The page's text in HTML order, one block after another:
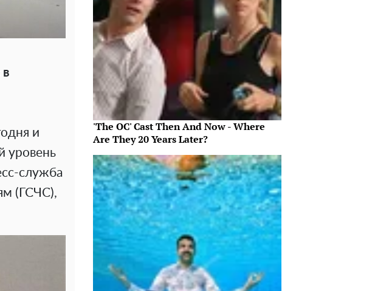
и
уровень
служба
(ГСЧС),
'The OC' Cast Then And Now - Where
Are They 20 Years Later?